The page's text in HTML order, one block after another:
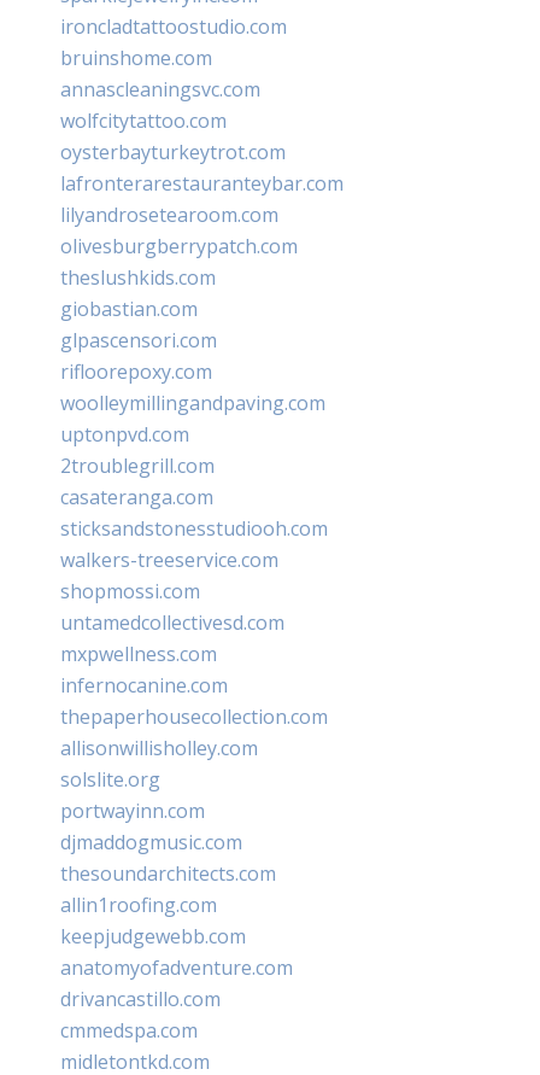
ironcladtattoostudio.com
bruinshome.com
annascleaningsvc.com
wolfcitytattoo.com
oysterbayturkeytrot.com
lafronterarestauranteybar.com
lilyandrosetearoom.com
olivesburgberrypatch.com
theslushkids.com
giobastian.com
glpascensori.com
rifloorepoxy.com
woolleymillingandpaving.com
uptonpvd.com
2troublegrill.com
casateranga.com
sticksandstonesstudiooh.com
walkers-treeservice.com
shopmossi.com
untamedcollectivesd.com
mxpwellness.com
infernocanine.com
thepaperhousecollection.com
allisonwillisholley.com
solslite.org
portwayinn.com
djmaddogmusic.com
thesoundarchitects.com
allin1roofing.com
keepjudgewebb.com
anatomyofadventure.com
drivancastillo.com
cmmedspa.com
midletontkd.com